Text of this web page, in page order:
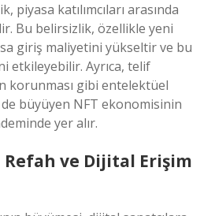
piyasa katılımcıları arasında
Bu belirsizlik, özellikle yeni
giriş maliyetini yükseltir ve bu
etkileyebilir. Ayrıca, telif
korunması gibi entelektüel
büyüyen NFT ekonomisinin
yer alır.
Refah ve Dijital Erişim